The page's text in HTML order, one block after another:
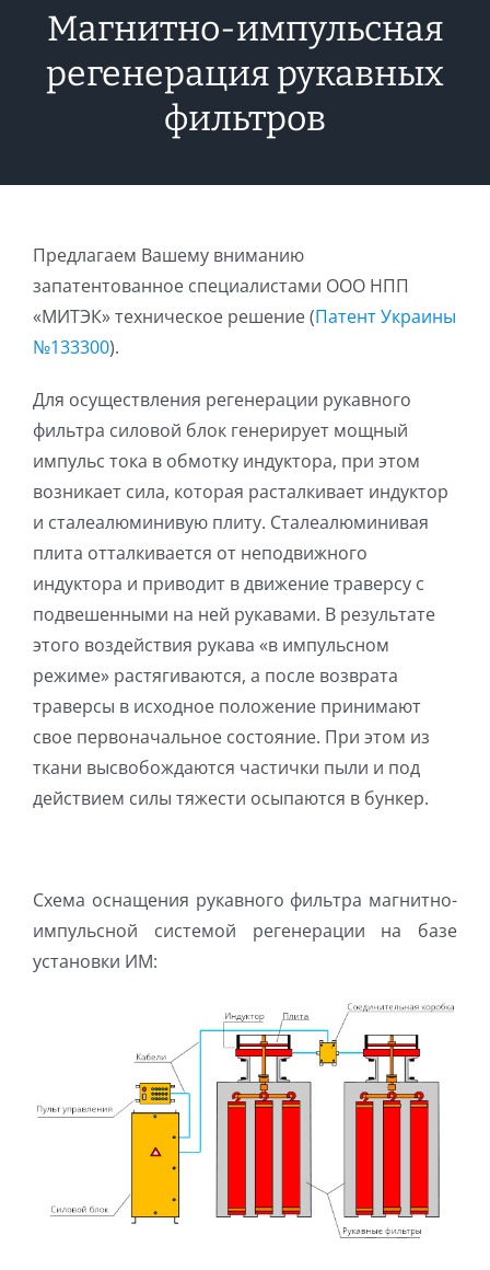
Магнитно-импульсная
регенерация рукавных
фильтров
Предлагаем Вашему вниманию
запатентованное специалистами ООО НПП
«МИТЭК» техническое решение (Патент Украины
№133300).
Для осуществления регенерации рукавного
фильтра силовой блок генерирует мощный
импульс тока в обмотку индуктора, при этом
возникает сила, которая расталкивает индуктор
и сталеалюминивую плиту. Сталеалюминивая
плита отталкивается от неподвижного
индуктора и приводит в движение траверсу с
подвешенными на ней рукавами. В результате
этого воздействия рукава «в импульсном
режиме» растягиваются, а после возврата
траверсы в исходное положение принимают
свое первоначальное состояние. При этом из
ткани высвобождаются частички пыли и под
действием силы тяжести осыпаются в бункер.
Схема оснащения рукавного фильтра магнитно-
импульсной системой регенерации на базе
установки ИМ: